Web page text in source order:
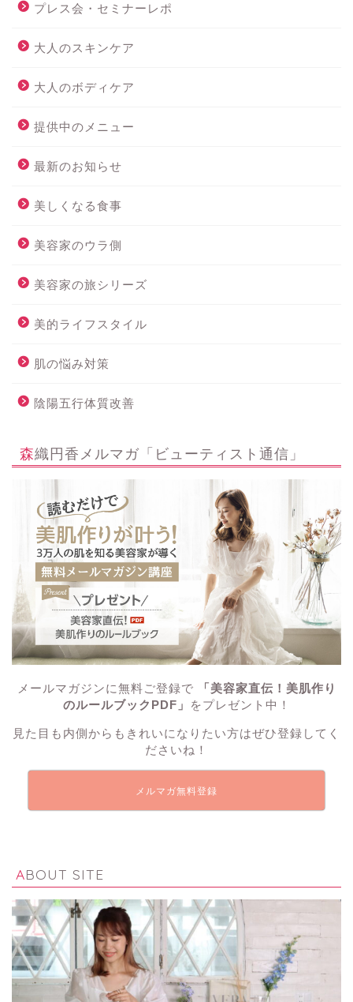
プレス会・セミナーレポ
大人のスキンケア
大人のボディケア
提供中のメニュー
最新のお知らせ
美しくなる食事
美容家のウラ側
美容家の旅シリーズ
美的ライフスタイル
肌の悩み対策
陰陽五行体質改善
森織円香メルマガ「ビューティスト通信」
メールマガジンに無料ご登録で
「美容家直伝！美肌作り
のルールブックPDF」
をプレゼント中！
見た目も内側からもきれいになりたい方はぜひ登録してく
ださいね！
メルマガ無料登録
ABOUT SITE